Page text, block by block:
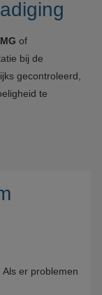
of
bij de
gecontroleerd,
te
er problemen